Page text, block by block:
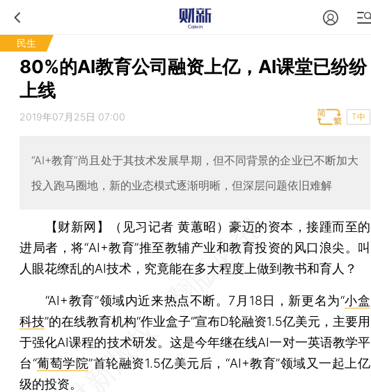
民生
80%的AI教育公司融资上亿，AI课堂已纷纷
上线
2019年07月25日 07:00 T中
“AI+教育”尚且处于其技术发展早期，但不同背景的企业已不断加大
投入跑马圈地，新的业态模式逐渐明晰，但深层问题依旧难解
【财新网】（见习记者 黄蕙昭）豪迈的资本，接踵而至的
进局者，将“AI+教育”推至教辅产业和教育投资的风口浪尖。叫
人眼花缭乱的AI技术，究竟能在多大程度上做到教书和育人？
“AI+教育”领域内近来热点不断。7月18日，新更名为“小盒
科技”的在线教育机构“作业盒子”宣布D轮融资1.5亿美元，主要用
于强化AI课程的技术研发。这是今年继在线AI一对一英语教学平
台“葡萄学院”首轮融资1.5亿美元后，“AI+教育”领域又一起上亿
级的投资。